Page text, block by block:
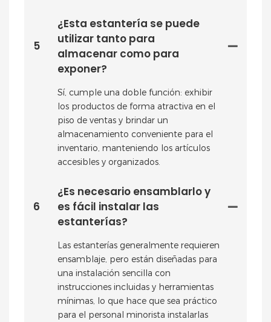
5
¿Esta estantería se puede
utilizar tanto para
almacenar como para
exponer?
Sí, cumple una doble función: exhibir
los productos de forma atractiva en el
piso de ventas y brindar un
almacenamiento conveniente para el
inventario, manteniendo los artículos
accesibles y organizados.
6
¿Es necesario ensamblarlo y
es fácil instalar las
estanterías?
Las estanterías generalmente requieren
ensamblaje, pero están diseñadas para
una instalación sencilla con
instrucciones incluidas y herramientas
mínimas, lo que hace que sea práctico
para el personal minorista instalarlas